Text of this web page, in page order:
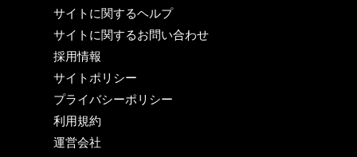
サイトに関するヘルプ
サイトに関するお問い合わせ
採用情報
サイトポリシー
プライバシーポリシー
利用規約
運営会社